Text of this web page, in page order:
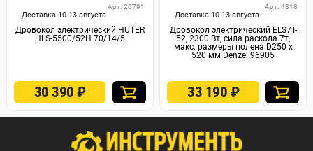
Доставка 10-13 августа
Арт. 20791
Дровокол электрический HUTER
HLS-5500/52H 70/14/5
30 390₽
Доставка 10-13 августа
Арт. 4818
Дровокол электрический ELS7T-
52, 2300 Вт, сила раскола 7т,
макс. размеры полена D250 x
520 мм Denzel 96905
33 190 ₽